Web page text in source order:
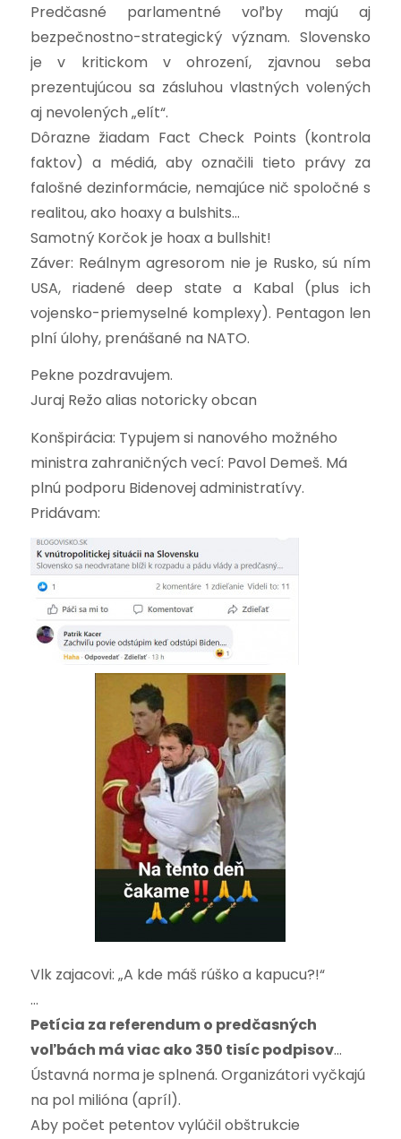
Predčasné parlamentné voľby majú aj
bezpečnostno-strategický význam. Slovensko
je v kritickom v ohrození, zjavnou seba
prezentujúcou sa zásluhou vlastných volených
aj nevolených „elít“.
Dôrazne žiadam Fact Check Points (kontrola
faktov) a médiá, aby označili tieto právy za
falošné dezinformácie, nemajúce nič spoločné s
realitou, ako hoaxy a bulshits…
Samotný Korčok je hoax a bullshit!
Záver: Reálnym agresorom nie je Rusko, sú ním
USA, riadené deep state a Kabal (plus ich
vojensko-priemyselné komplexy). Pentagon len
plní úlohy, prenášané na NATO.
Pekne pozdravujem.
Juraj Režo alias notoricky obcan
Konšpirácia: Typujem si nanového možného
ministra zahraničných vecí: Pavol Demeš. Má
plnú podporu Bidenovej administratívy.
Pridávam:
Vlk zajacovi: „A kde máš rúško a kapucu?!“
…
Petícia za referendum o predčasných
voľbách má viac ako 350 tisíc podpisov…
Ústavná norma je splnená. Organizátori vyčkajú
na pol milióna (apríl).
Aby počet petentov vylúčil obštrukcie